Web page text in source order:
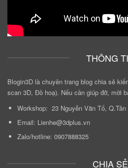
THÔNG
Blogin3D là chuyên trang blog chia sẻ
scan 3D, Đồ hoạ). Nếu cần giúp đỡ, mời
Workshop: 23 Nguyễn Văn Tố, Q.Tân
Email: Lienhe@3dplus.vn
Zalo/hotline: 0907888325
CHIA SẺ